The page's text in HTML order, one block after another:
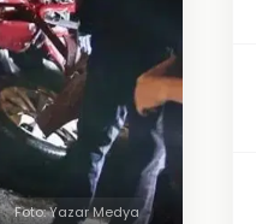
Foto: Yazar Medya